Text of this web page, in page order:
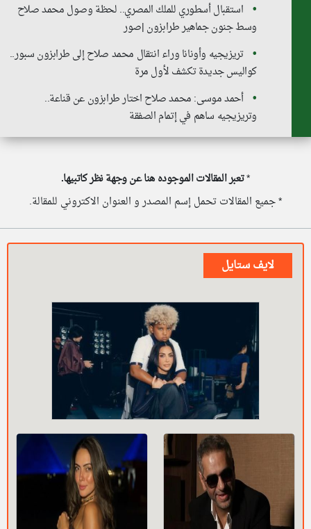
استقبال أسطوري للملك المصري.. لحظة وصول محمد صلاح
وسط جنون جماهير طرابزون |صور
تريزيجيه وأونانا وراء انتقال محمد صلاح إلى طرابزون سبور..
كواليس جديدة تكشف لأول مرة
أحمد موسى: محمد صلاح اختار طرابزون عن قناعة..
وتريزيجيه ساهم في إتمام الصفقة
*تعبر المقالات الموجوده هنا عن وجهة نظر كاتبيها.
* جميع المقالات تحمل إسم المصدر و العنوان الاكتروني للمقالة.
لايف ستايل